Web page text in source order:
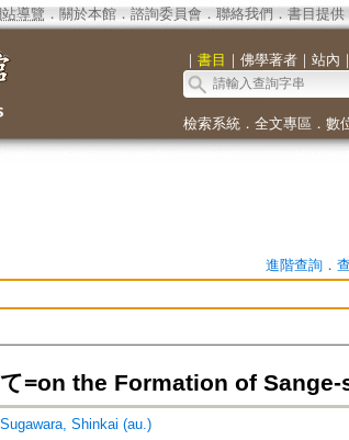
導覽 ． 關於本館． 諮詢委員會． 聯絡我們 ． 書目提供
｜ 書目 ｜ 佛學著者｜ 站內 ｜
檢索系統． 全文專區 ． 數
進階查詢．
て=on the Formation of
Shinkai (au.)